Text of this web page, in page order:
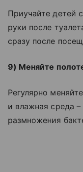
Приучайте детей
руки после
сразу после
9) Меняйте
Регулярно
и влажная среда
размножения